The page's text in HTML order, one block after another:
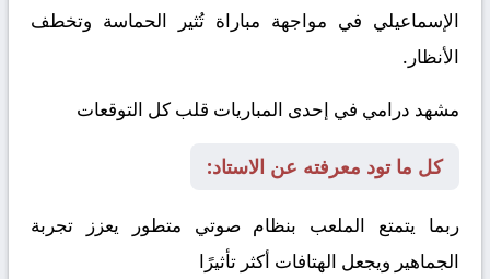
الإسماعيلي في مواجهة مباراة تُثير الحماسة وتخطف
الأنظار.
مشهد درامي في إحدى المباريات قلب كل التوقعات
كل ما تود معرفته عن الاستاد:
ربما يتمتع الملعب بنظام صوتي متطور يعزز تجربة
الجماهير ويجعل الهتافات أكثر تأثيرًا